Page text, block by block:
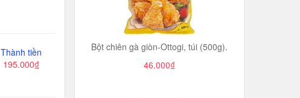
Thành tiền
195.000₫
Bột chiên gà giòn-Ottogi, túi (500g).
46.000₫